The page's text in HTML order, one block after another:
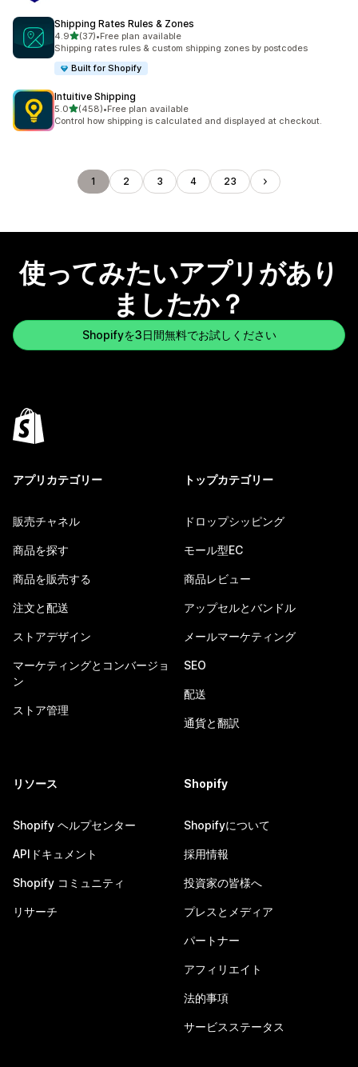
Shipping Rates Rules & Zones
4.95つ星中
(37)
合計レビュー数：37件
•Free plan available
Shipping rates rules & custom shipping zones by postcodes
Built for Shopify
Intuitive Shipping
5.05つ星中
(458)
合計レビュー数：458件
•Free plan available
Control how shipping is calculated and displayed at checkout.
1 2 3 4 23
使ってみたいアプリがあり
ましたか？
Shopifyを3日間無料でお試しください
アプリカテゴリー
販売チャネル
商品を探す
商品を販売する
注文と配送
ストアデザイン
マーケティングとコンバージョ
ン
ストア管理
トップカテゴリー
ドロップシッピング
モール型EC
商品レビュー
アップセルとバンドル
メールマーケティング
SEO
配送
通貨と翻訳
リソース
Shopify ヘルプセンター
APIドキュメント
Shopify コミュニティ
リサーチ
Shopify
Shopifyについて
採用情報
投資家の皆様へ
プレスとメディア
パートナー
アフィリエイト
法的事項
サービスステータス